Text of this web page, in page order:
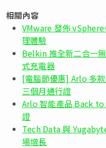
相關內容
VMware 發佈
理體驗
Belkin 推全新二合一
式充電器
[電腦節優惠] Arlo 多
三個月通行證
Arlo 智能產品 Back
證
Tech Data 與
場增長